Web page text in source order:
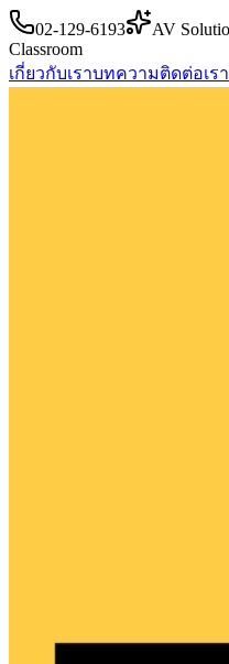
02-129-6193
AV
Classroom
เกี่ยวกับเราบทความติดต่อเรา